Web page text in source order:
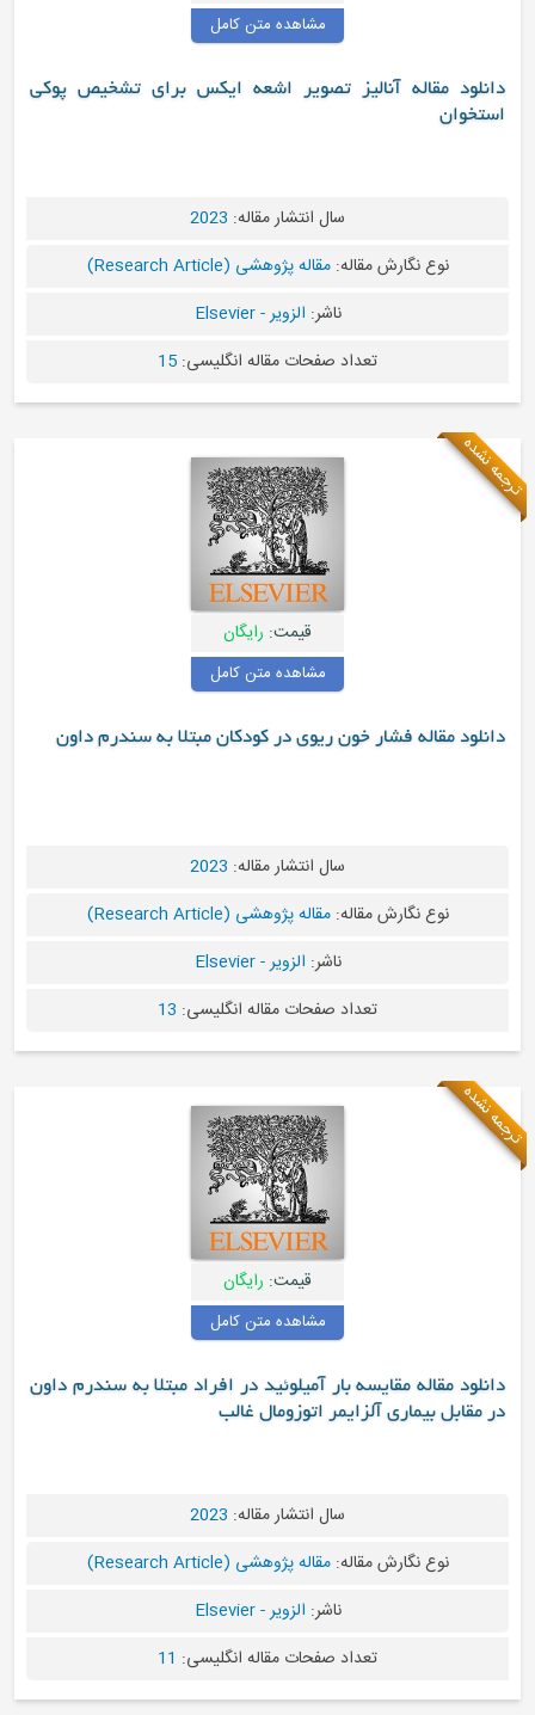
مشاهده متن کامل
دانلود مقاله آنالیز تصویر اشعه ایکس برای تشخیص پوکی
استخوان
سال انتشار مقاله: 2023
نوع نگارش مقاله:مقاله پژوهشی (Research Article)
ناشر: الزویر - Elsevier
تعداد صفحات مقاله انگلیسی: 15
ترجمه نشده
قیمت: رایگان
مشاهده متن کامل
دانلود مقاله فشار خون ریوی در کودکان مبتلا به سندرم داون
سال انتشار مقاله: 2023
نوع نگارش مقاله:مقاله پژوهشی (Research Article)
ناشر: الزویر - Elsevier
تعداد صفحات مقاله انگلیسی: 13
ترجمه نشده
قیمت: رایگان
مشاهده متن کامل
دانلود مقاله مقایسه بار آمیلوئید در افراد مبتلا به سندرم داون
در مقابل بیماری آلزایمر اتوزومال غالب
سال انتشار مقاله: 2023
نوع نگارش مقاله:مقاله پژوهشی (Research Article)
ناشر: الزویر - Elsevier
تعداد صفحات مقاله انگلیسی: 11